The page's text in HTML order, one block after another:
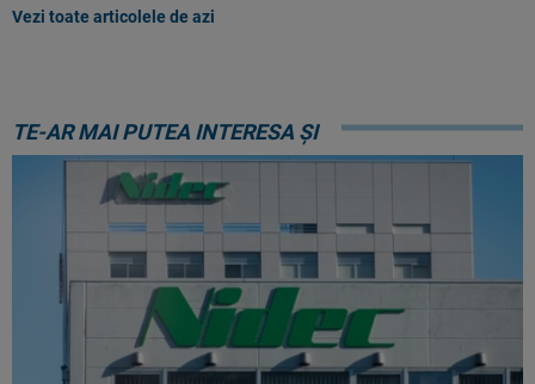
Vezi toate articolele de azi
TE-AR MAI PUTEA INTERESA ȘI